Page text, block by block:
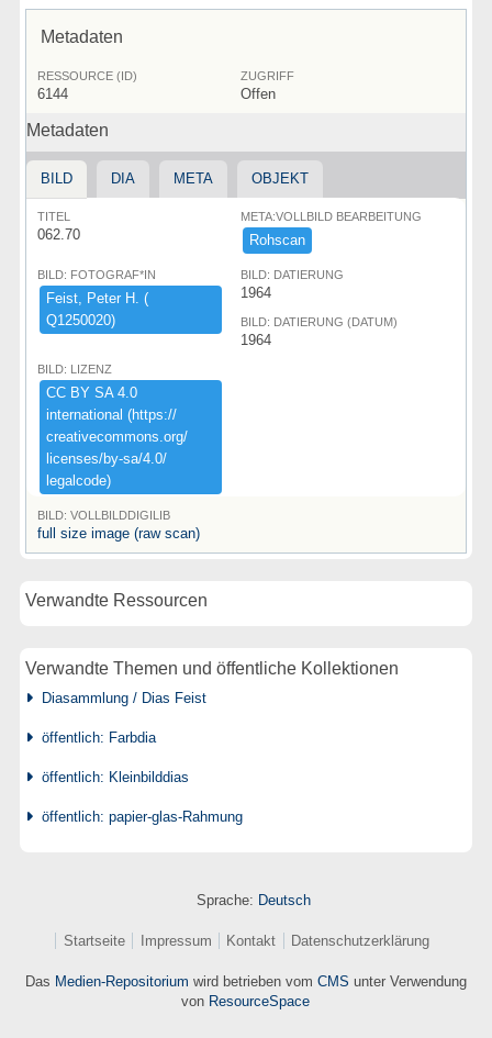
Metadaten
RESSOURCE (ID)
6144
ZUGRIFF
Offen
Metadaten
BILD DIA META OBJEKT
TITEL
062.70
META:VOLLBILD BEARBEITUNG
Rohscan
BILD: FOTOGRAF*IN
Feist,​ ​Peter ​H.​ ​(​
Q1250020)​
BILD: DATIERUNG
1964
BILD: DATIERUNG (DATUM)
1964
BILD: LIZENZ
CC ​BY ​SA ​4.​0 ​
international ​(​https:​/​/​
creativecommons.​org/​
licenses/​by-​sa/​4.​0/​
legalcode)​
BILD: VOLLBILDDIGILIB
full size image (raw scan)
Verwandte Ressourcen
Verwandte Themen und öffentliche Kollektionen
Diasammlung / Dias Feist
öffentlich: Farbdia
öffentlich: Kleinbilddias
öffentlich: papier-glas-Rahmung
Sprache: Deutsch
Startseite Impressum Kontakt Datenschutzerklärung
Das Medien-Repositorium wird betrieben vom CMS unter Verwendung
von ResourceSpace